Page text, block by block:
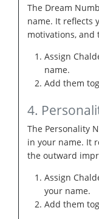
The Dream
name. It reflects
motivations, and
Assign
name.
Add them
4.
The Personality
in your name. It
the outward
Assign
your name.
Add them